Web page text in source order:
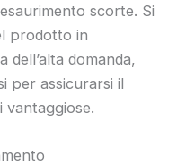
scorte. Si
prodotto in
dell’alta domanda,
per assicurarsi il